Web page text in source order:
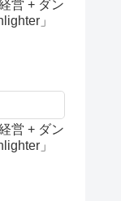
営 + ダン
」
営 + ダン
」